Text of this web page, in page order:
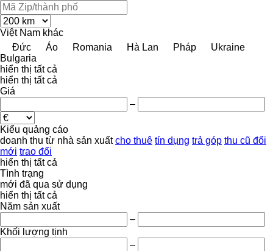
Việt Nam khác
Đức
Áo Romania Hà Lan Pháp
Ukraine
Bulgaria
hiển thị tất cả
hiển thị tất cả
Giá
–
Kiểu quảng cáo
doanh thu từ nhà sản xuất cho thuê tín dụng trả góp thu cũ đổi
mới trao đổi
hiển thị tất cả
Tình trạng
mới đã qua sử dụng
hiển thị tất cả
Năm sản xuất
–
Khối lượng tịnh
–